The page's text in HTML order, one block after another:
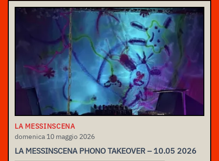
LA MESSINSCENA
domenica 10 maggio 2026
LA MESSINSCENA PHONO TAKEOVER – 10.05 2026